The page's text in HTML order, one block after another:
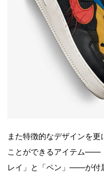
また特徴的なデザインを
ことができるアイテム――
レイ」と「ペン」――が付